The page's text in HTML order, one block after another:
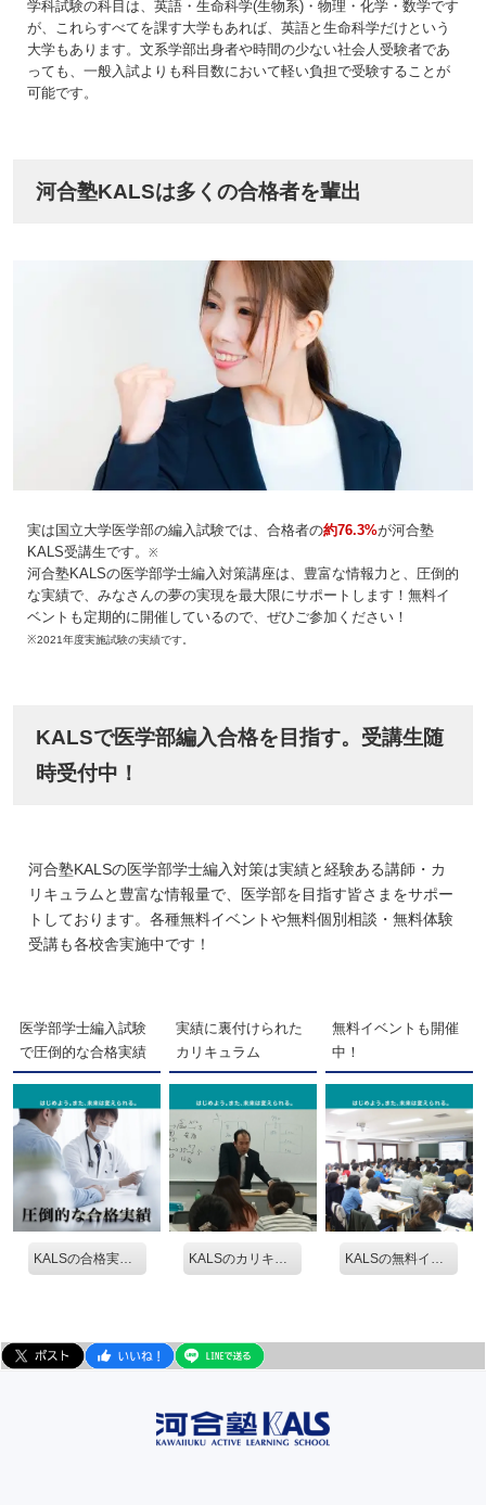
学科試験の科目は、英語・生命科学(生物系)・物理・化学・数学です
が、これらすべてを課す大学もあれば、英語と生命科学だけという
大学もあります。文系学部出身者や時間の少ない社会人受験者であ
っても、一般入試よりも科目数において軽い負担で受験することが
可能です。
河合塾KALSは多くの合格者を輩出
実は国立大学医学部の編入試験では、合格者の約76.3%が河合塾
KALS受講生です。
※
河合塾KALSの医学部学士編入対策講座は、豊富な情報力と、圧倒的
な実績で、みなさんの夢の実現を最大限にサポートします！無料イ
ベントも定期的に開催しているので、ぜひご参加ください！
※2021年度実施試験の実績です。
KALSで医学部編入合格を目指す。受講生随
時受付中！
河合塾KALSの医学部学士編入対策は実績と経験ある講師・カ
リキュラムと豊富な情報量で、医学部を目指す皆さまをサポー
トしております。各種無料イベントや無料個別相談・無料体験
受講も各校舎実施中です！
医学部学士編入試験
で圧倒的な合格実績
KALSの合格実績を見る。
実績に裏付けられた
カリキュラム
無料イベントも開催
中！